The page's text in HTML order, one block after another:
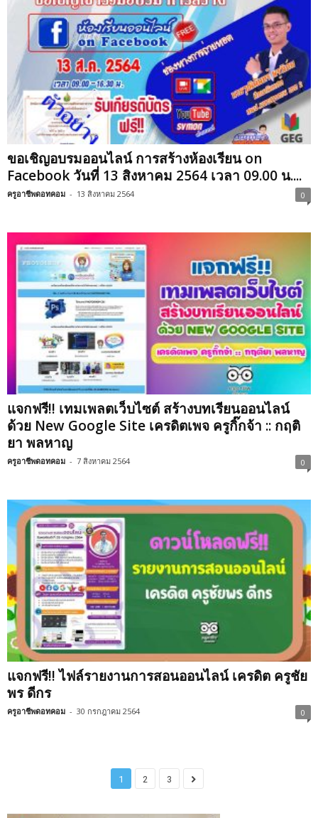
ขอเชิญอบรมออนไลน์ การสร้างห้องเรียน on
Facebook วันที่ 13 สิงหาคม 2564 เวลา 09.00 น....
ครูอาชีพดอทคอม - 13 สิงหาคม 2564 0
แจกฟรี!! เทมเพลตเว็บไซต์ สร้างบทเรียนออนไลน์
ด้วย New Google Site เครดิตเพจ ครูกิ๊กจ้า :: กฤติ
ยา พลหาญ
ครูอาชีพดอทคอม - 7 สิงหาคม 2564 0
แจกฟรี!! ไฟล์รายงานการสอนออนไลน์ เครดิต ครูชัย
พร ดีกร
ครูอาชีพดอทคอม - 30 กรกฎาคม 2564 0
1 2 3